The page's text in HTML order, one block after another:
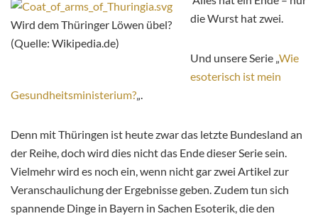
Wird dem Thüringer Löwen übel?
(Quelle: Wikipedia.de)
die Wurst hat zwei.
Und unsere Serie „Wie
esoterisch ist mein
Gesundheitsministerium?„.
Denn mit Thüringen ist heute zwar das letzte Bundesland an
der Reihe, doch wird dies nicht das Ende dieser Serie sein.
Vielmehr wird es noch ein, wenn nicht gar zwei Artikel zur
Veranschaulichung der Ergebnisse geben. Zudem tun sich
spannende Dinge in Bayern in Sachen Esoterik, die den